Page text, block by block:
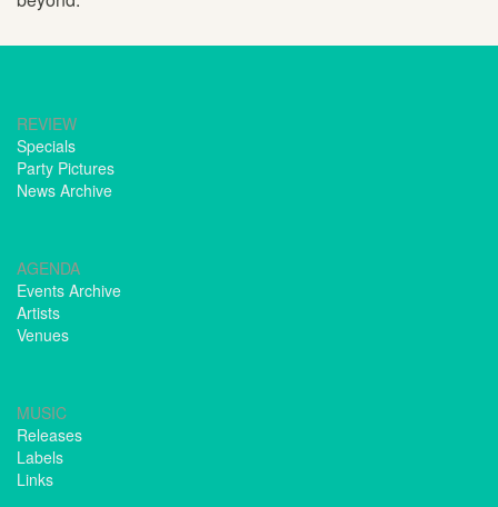
REVIEW
Specials
Party Pictures
News Archive
AGENDA
Events Archive
Artists
Venues
MUSIC
Releases
Labels
Links